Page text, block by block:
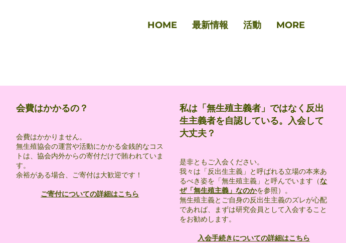
HOME 最新情報 活動 MORE
会費はかかるの？
会費はかかりません。
無生殖協会の運営や活動にかかる金銭的なコス
トは、協会内外からの寄付だけで賄われていま
す。
余裕がある場合、ご寄付は大歓迎です！
​ご寄付についての詳細はこちら
私は「無生殖主義者」ではなく反出
生主義者を自認している。入会して
大丈夫？
是非ともご入会ください。
​我々は「反出生主義」と呼ばれる立場の本来あ
るべき姿を「無生殖主義」と呼んでいます（な
ぜ「無生殖主義」なのかを参照）。
無生殖主義とご自身の反出生主義のズレが心配
であれば、まずは研究会員として入会すること
をお勧めします。
​入会手続きについての詳細はこちら